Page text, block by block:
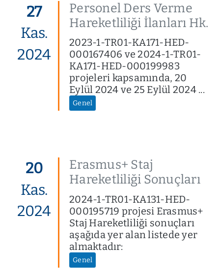
27
Kas.
2024
Personel Ders Verme
Hareketliliği İlanları Hk.
2023-1-TR01-KA171-HED-
000167406 ve 2024-1-TR01-
KA171-HED-000199983
projeleri kapsamında, 20
Eylül 2024 ve 25 Eylül 2024 ...
Genel
20
Kas.
2024
Erasmus+ Staj
Hareketliliği Sonuçları
2024-1-TR01-KA131-HED-
000195719 projesi Erasmus+
Staj Hareketliliği sonuçları
aşağıda yer alan listede yer
almaktadır:
Genel